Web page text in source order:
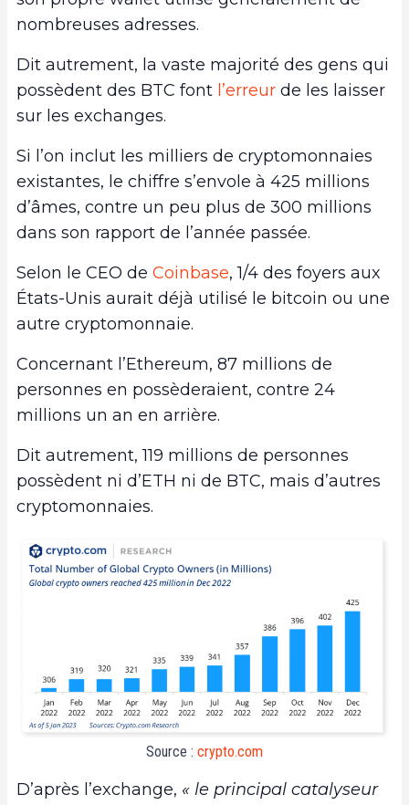
nombreuses adresses.
Dit autrement, la vaste majorité des gens qui
possèdent des BTC font l’erreur de les laisser
sur les exchanges.
Si l’on inclut les milliers de cryptomonnaies
existantes, le chiffre s’envole à 425 millions
d’âmes, contre un peu plus de 300 millions
dans son rapport de l’année passée.
Selon le CEO de Coinbase, 1/4 des foyers aux
États-Unis aurait déjà utilisé le bitcoin ou une
autre cryptomonnaie.
Concernant l’Ethereum, 87 millions de
personnes en possèderaient, contre 24
millions un an en arrière.
Dit autrement, 119 millions de personnes
possèdent ni d’ETH ni de BTC, mais d’autres
cryptomonnaies.
Source : crypto.com
D’après l’exchange, « le principal catalyseur